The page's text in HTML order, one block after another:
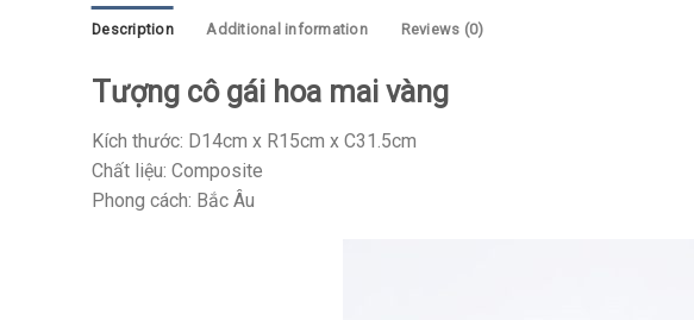
Description Additional information Reviews (0)
Tượng cô gái hoa mai vàng
Kích thước: D14cm x R15cm x C31.5cm
Chất liệu: Composite
Phong cách: Bắc Âu